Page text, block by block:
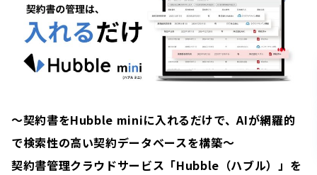
〜契約書をHubble miniに入れるだけで、AIが網羅的
で検索性の高い契約データベースを構築〜
契約書管理クラウドサービス「Hubble（ハブル）」を